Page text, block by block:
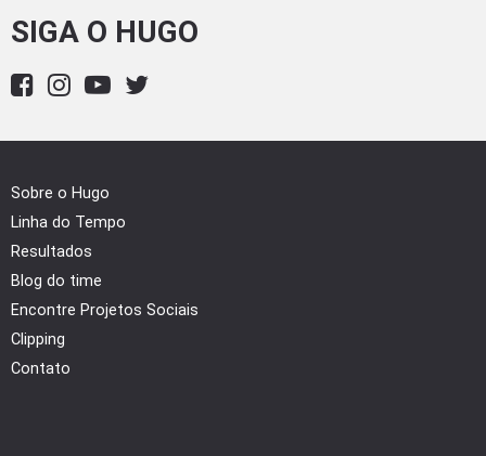
SIGA O HUGO
Sobre o Hugo
Linha do Tempo
Resultados
Blog do time
Encontre Projetos Sociais
Clipping
Contato